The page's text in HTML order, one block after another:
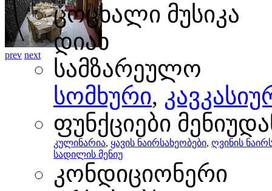
prev next
ცოცხალი მუსიკა
დიახ
სამზარეულო
სომხური,
ფუნქციები
კულინარია, ყავის ნაირსახეობები, ღვინის
სადილის მენიუ
კონდიციონერი